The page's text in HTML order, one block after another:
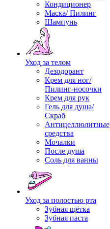
Кондиционер
Маска/ Пилинг
Шампунь
Уход за телом
Дезодорант
Крем для ног/
Пилинг-носочки
Крем для рук
Гель для душа/
Скраб
Антицеллюлитные
средства
Мочалки
После душа
Соль для ванны
Уход за полостью рта
Зубная щётка
Зубная паста